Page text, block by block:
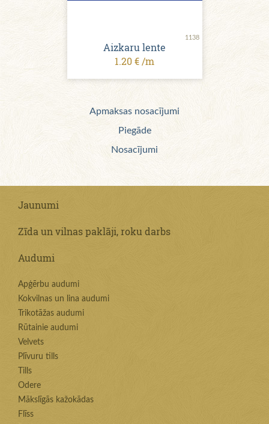
1138
Aizkaru lente
1.20 € /m
Apmaksas nosacījumi
Piegāde
Nosacījumi
Jaunumi
Zīda un vilnas paklāji, roku darbs
Audumi
Apģērbu audumi
Kokvilnas un lina audumi
Trikotāžas audumi
Rūtainie audumi
Velvets
Plīvuru tills
Tills
Odere
Mākslīgās kažokādas
Flīss